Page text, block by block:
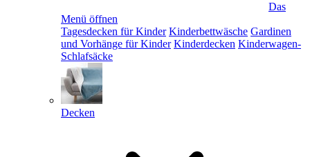
Das
Menü öffnen
Tagesdecken für Kinder Kinderbettwäsche Gardinen
und Vorhänge für Kinder Kinderdecken Kinderwagen-
Schlafsäcke
Decken